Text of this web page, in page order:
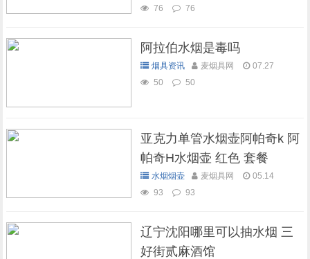
76
76
阿拉伯水烟是毒吗
烟具资讯 麦烟具网
07.27
50
50
亚克力单管水烟壶阿帕奇k 阿
帕奇H水烟壶 红色 套餐
水烟烟壶 麦烟具网
05.14
93
93
辽宁沈阳哪里可以抽水烟 三
好街贰麻酒馆